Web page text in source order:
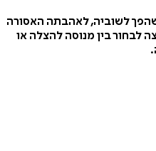
לאהבתה האסורה
בין מנוסה להצלה או